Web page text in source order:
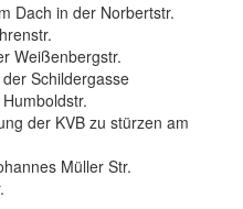
Dach in der Norbertstr.
Weißenbergstr.
Schildergasse
der KVB zu stürzen am
Müller Str.